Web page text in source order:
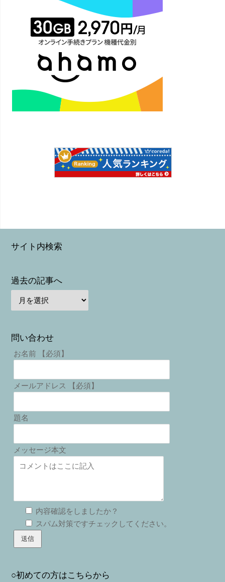
サイト内検索
過去の記事へ
問い合わせ
お名前 【必須】
メールアドレス 【必須】
題名
メッセージ本文
内容確認をしましたか？
スパム対策ですチェックしてください。
○初めての方はこちらから